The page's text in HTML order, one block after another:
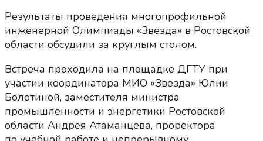
Результаты проведения многопрофильной
инженерной Олимпиады «Звезда» в Ростовской
области обсудили за круглым столом.
Встреча проходила на площадке ДГТУ при
участии координатора МИО «Звезда» Юлии
Болотиной, заместителя министра
промышленности и энергетики Ростовской
области Андрея Атаманцева, проректора